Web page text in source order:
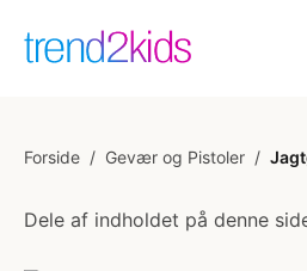
Forside / Gevær og Pistoler /
Dele af indholdet på denne